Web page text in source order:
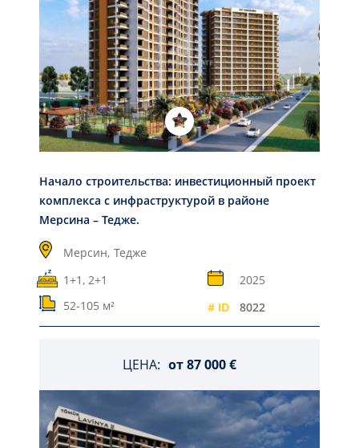
Начало строительства: инвестиционный проект
комплекса с инфраструктурой в районе
Мерсина – Тедже.
Мерсин, Тедже
1+1, 2+1
2025
52-105 м²
# ID 8022
ЦЕНА: от87 000 €